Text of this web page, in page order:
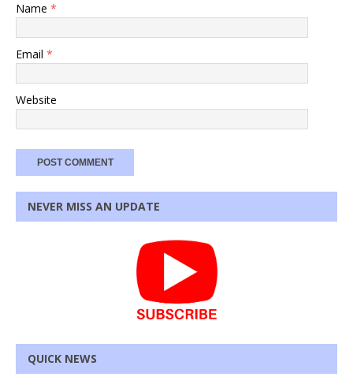
Name *
Email *
Website
NEVER MISS AN UPDATE
QUICK NEWS